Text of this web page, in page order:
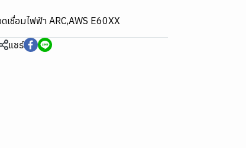
เชื่อมไฟฟ้า ARC,AWS E60XX
แชร์